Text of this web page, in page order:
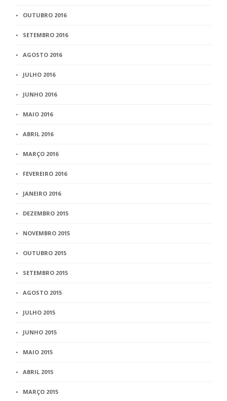
OUTUBRO 2016
SETEMBRO 2016
AGOSTO 2016
JULHO 2016
JUNHO 2016
MAIO 2016
ABRIL 2016
MARÇO 2016
FEVEREIRO 2016
JANEIRO 2016
DEZEMBRO 2015
NOVEMBRO 2015
OUTUBRO 2015
SETEMBRO 2015
AGOSTO 2015
JULHO 2015
JUNHO 2015
MAIO 2015
ABRIL 2015
MARÇO 2015